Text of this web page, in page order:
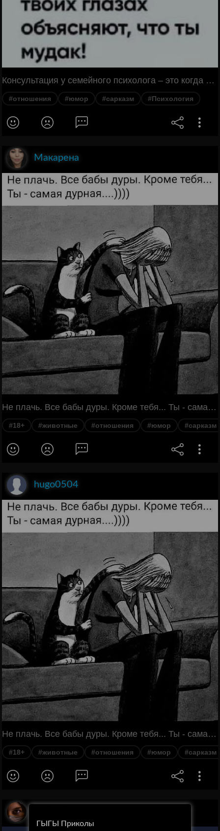
Консультация у семейного психолога – это когда твоей жене, за твои деньги, на твоих глазах объясняют, что ты мудак!
#отношения #юмор #сарказм #Психология
Макарена
Не плачь. Все бабы дуры. Кроме тебя... Ты - самая дурная....))))
#18+ #животные #отношения #юмор #сарказм
hugo0504
Не плачь. Все бабы дуры. Кроме тебя... Ты - самая дурная....))))
#18+ #животные #отношения #юмор #сарказм
ГЫГЫ Приколы